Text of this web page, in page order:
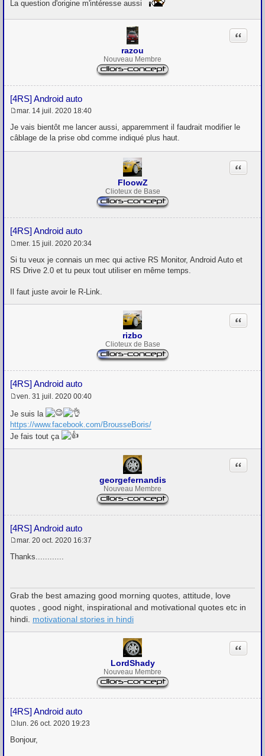
a
La question d'origine m'intéresse aussi
razou
Nouveau Membre
[4RS] Android auto
Citation
e
s
s
a
mar. 14 juil. 2020 18:40
Je vais bientôt me lancer aussi, apparemment il faudrait modifier le
câblage de la prise obd comme indiqué plus haut.
FloowZ
Clioteux de Base
[4RS] Android auto
Citation
e
s
s
g
mer. 15 juil. 2020 20:34
Si tu veux je connais un mec qui active RS Monitor, Android Auto et
RS Drive 2.0 et tu peux tout utiliser en même temps.
Il faut juste avoir le R-Link.
rizbo
Clioteux de Base
[4RS] Android auto
Citation
e
s
s
a
ven. 31 juil. 2020 00:40
Je suis la
https://www.facebook.com/BrousseBoris/
Je fais tout ça
georgefernandis
Nouveau Membre
[4RS] Android auto
Citation
e
g
e
mar. 20 oct. 2020 16:37
Thanks............
Grab the best amazing good morning quotes, attitude, love
quotes , good night, inspirational and motivational quotes etc in
hindi. motivational stories in hindi
LordShady
Nouveau Membre
[4RS] Android auto
Citation
e
lun. 26 oct. 2020 19:23
Bonjour,